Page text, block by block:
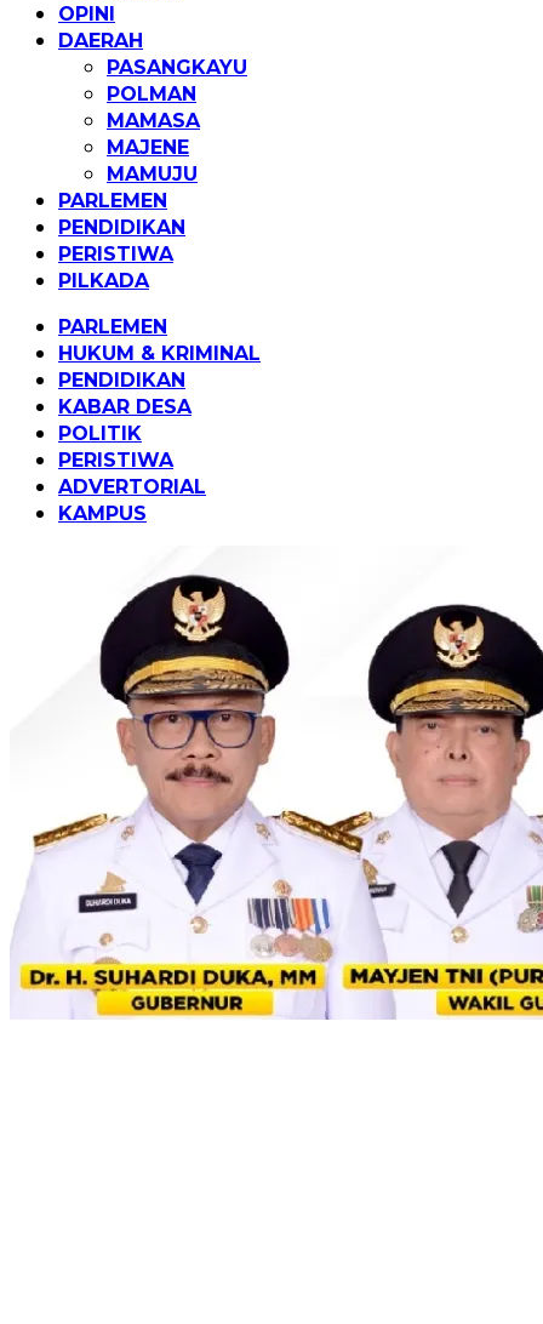
OPINI
DAERAH
PASANGKAYU
POLMAN
MAMASA
MAJENE
MAMUJU
PARLEMEN
PENDIDIKAN
PERISTIWA
PILKADA
PARLEMEN
HUKUM & KRIMINAL
PENDIDIKAN
KABAR DESA
POLITIK
PERISTIWA
ADVERTORIAL
KAMPUS